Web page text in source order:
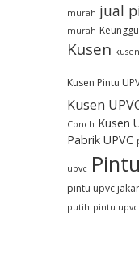
murah jual
murah
Kusen
Kusen Pintu
Kusen
Conch Kusen
Pabrik UPVC
upvc
pintu upvc
putih pintu